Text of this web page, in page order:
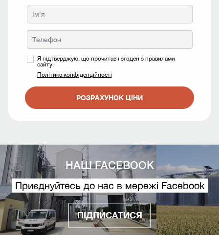
Я підтверджую, що прочитав і згоден з правилами
сайту.
Політика конфіденційності
РОЗРАХУНОК ЦІНИ
НАШ FACEBOOK
Приєднуйтесь до нас в мережі Facebook
ПІДПИСАТИСЯ